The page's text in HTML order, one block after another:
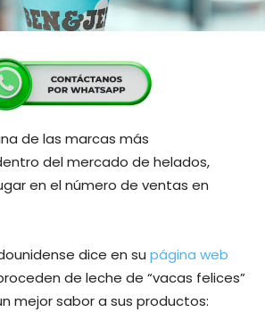
de las marcas más
del mercado de helados,
en el número de ventas en
dice en su página web
de leche de “vacas felices”
mejor sabor a sus productos: